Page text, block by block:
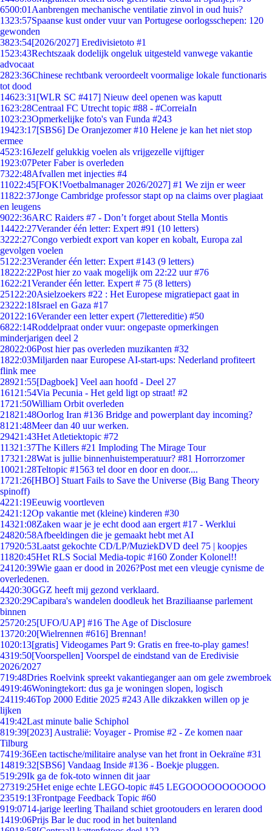
6500:01 Aanbrengen mechanische ventilatie zinvol in oud huis?
1323:57Spaanse kust onder vuur van Portugese oorlogsschepen: 120
gewonden
3823:54[2026/2027] Eredivisietoto #1
1523:43Rechtszaak dodelijk ongeluk uitgesteld vanwege vakantie
advocaat
2823:36Chinese rechtbank veroordeelt voormalige lokale functionaris
tot dood
14623:31 [WLR SC #417] Nieuw deel openen was kaputt
1623:28Centraal FC Utrecht topic #88 - #CorreiaIn
1023:23Opmerkelijke foto's van Funda #243
19423:17[SBS6] De Oranjezomer #10 Helene je kan het niet stop
ermee
4523:16Jezelf gelukkig voelen als vrijgezelle vijftiger
1923:07Peter Faber is overleden
7322:48Afvallen met injecties #4
11022:45[FOK!Voetbalmanager 2026/2027] #1 We zijn er weer
11822:37Jonge Cambridge professor stapt op na claims over plagiaat
en leugens
9022:36ARC Raiders #7 - Don’t forget about Stella Montis
14422:27Verander één letter: Expert #91 (10 letters)
3222:27Congo verbiedt export van koper en kobalt, Europa zal
gevolgen voelen
51 22:23Verander één letter: Expert #143 (9 letters)
18222:22Post hier zo vaak mogelijk om 22:22 uur #76
1622:21Verander één letter. Expert # 75 (8 letters)
251 22:20Asielzoekers #22 : Het Europese migratiepact gaat in
23222:18Israel en Gaza #17
201 22:16Verander een letter expert (7lettereditie) #50
6822:14Roddelpraat onder vuur: ongepaste opmerkingen
minderjarigen deel 2
28022:06Post hier pas overleden muzikanten #32
1822:03Miljarden naar Europese AI-start-ups: Nederland profiteert
flink mee
28921:55[Dagboek] Veel aan hoofd - Deel 27
161 21:54Via Pecunia - Het geld ligt op straat! #2
1721:50William Orbit overleden
21821:48Oorlog Iran #136 Bridge and powerplant day incoming?
81 21:48Meer dan 40 uur werken.
29421:43Het Atletiektopic #72
11321:37The Killers #21 Imploding The Mirage Tour
17321:28Wat is jullie binnenhuistemperatuur? #81 Horrorzomer
10021:28Teltopic #1563 tel door en door en door....
1721:26[HBO] Stuart Fails to Save the Universe (Big Bang Theory
spinoff)
4221:19Eeuwig voortleven
2421:12Op vakantie met (kleine) kinderen #30
14321:08Zaken waar je je echt dood aan ergert #17 - Werklui
24820:58Afbeeldingen die je gemaakt hebt met AI
17920:53Laatst gekochte CD/LP/MuziekDVD deel 75 | koopjes
11820:45Het RLS Social Media-topic #160 Zonder Kolonel!!
241 20:39Wie gaan er dood in 2026?Post met een vleugje cynisme de
overledenen.
4420:30GGZ heeft mij gezond verklaard.
2320:29Capibara's wandelen doodleuk het Braziliaanse parlement
binnen
25720:25[UFO/UAP] #16 The Age of Disclosure
13720:20[Wielrennen #616] Brennan!
1020:13[gratis] Videogames Part 9: Gratis en free-to-play games!
4319:50[Voorspellen] Voorspel de eindstand van de Eredivisie
2026/2027
719:48Dries Roelvink spreekt vakantieganger aan om gele zwembroek
4919:46Woningtekort: dus ga je woningen slopen, logisch
24119:46Top 2000 Editie 2025 #243 Alle dikzakken willen op je
lijken
419:42Last minute balie Schiphol
819:39[2023] Australië: Voyager - Promise #2 - Ze komen naar
Tilburg
7419:36Een tactische/militaire analyse van het front in Oekraïne #31
14819:32[SBS6] Vandaag Inside #136 - Boekje pluggen.
519:29Ik ga de fok-toto winnen dit jaar
27319:25Het enige echte LEGO-topic #45 LEGOOOOOOOOOOO
23519:13Frontpage Feedback Topic #60
919:0714-jarige leerling Thailand schiet grootouders en leraren dood
1419:06Prijs Bar le duc rood in het buitenland